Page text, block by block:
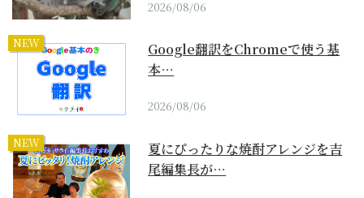
2026/08/06
NEW
Google翻訳をChromeで使う基
本…
2026/08/06
NEW
夏にぴったりな焼酎アレンジを吉
尾編集長が…